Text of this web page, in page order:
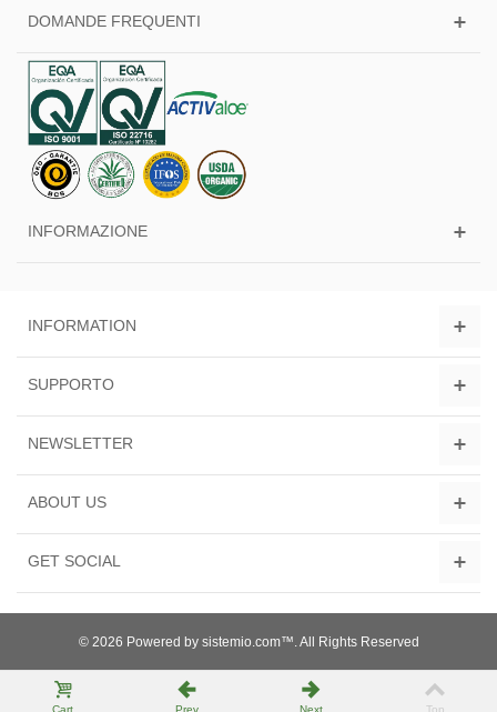
DOMANDE FREQUENTI
INFORMAZIONE
INFORMATION
SUPPORTO
NEWSLETTER
ABOUT US
GET SOCIAL
© 2026 Powered by sistemio.com™. All Rights Reserved
Cart Prev Next Top